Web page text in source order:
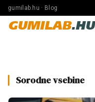
gumilab.hu · Blog
GUMILAB.HU
Sorodne vsebine